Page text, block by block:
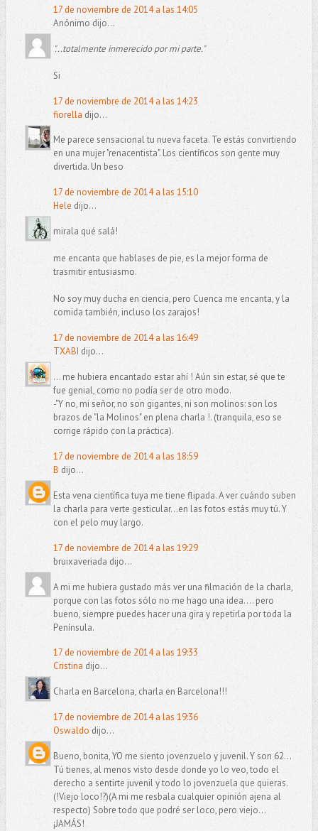
17 de noviembre de 2014 a las 14:05
Anónimo dijo...
"...totalmente inmerecido por mi parte."
Si
17 de noviembre de 2014 a las 14:23
fiorella dijo...
Me parece sensacional tu nueva faceta. Te estás convirtiendo
en una mujer "renacentista". Los científicos son gente muy
divertida. Un beso
17 de noviembre de 2014 a las 15:10
Hele dijo...
mirala qué salá!
me encanta que hablases de pie, es la mejor forma de
trasmitir entusiasmo.
No soy muy ducha en ciencia, pero Cuenca me encanta, y la
comida también, incluso los zarajos!
17 de noviembre de 2014 a las 16:49
TXABI dijo...
... me hubiera encantado estar ahí ! Aún sin estar, sé que te
fue genial, como no podía ser de otro modo.
-"Y no, mi señor, no son gigantes, ni son molinos: son los
brazos de "la Molinos" en plena charla !. (tranquila, eso se
corrige rápido con la práctica).
17 de noviembre de 2014 a las 18:59
B dijo...
Esta vena científica tuya me tiene flipada. A ver cuándo suben
la charla para verte gesticular...en las fotos estás muy tú. Y
con el pelo muy largo.
17 de noviembre de 2014 a las 19:29
bruixaveriada dijo...
A mi me hubiera gustado más ver una filmación de la charla,
porque con las fotos sólo no me hago una idea.... pero
bueno, siempre puedes hacer una gira y repetirla por toda la
Península.
17 de noviembre de 2014 a las 19:33
Cristina dijo...
Charla en Barcelona, charla en Barcelona!!!
17 de noviembre de 2014 a las 19:36
Oswaldo dijo...
Bueno, bonita, YO me siento jovenzuelo y juvenil. Y son 62...
Tú tienes, al menos visto desde donde yo lo veo, todo el
derecho a sentirte juvenil y todo lo jovenzuela que quieras.
(!Viejo loco!?)(A mi me resbala cualquier opinión ajena al
respecto) Sobre todo que podré ser loco, pero viejo...
¡JAMÁS!